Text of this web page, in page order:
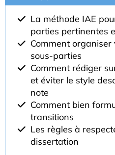
La méthode IAE
parties pertinentes
Comment
sous-parties
Comment rédiger
et éviter le style
note
Comment bien
transitions
Les règles à
dissertation